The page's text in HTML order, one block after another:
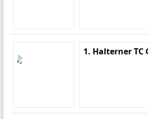
1. Halterner TC